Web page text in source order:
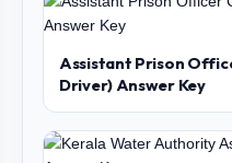
Assistant Prison
Driver) Answer Key